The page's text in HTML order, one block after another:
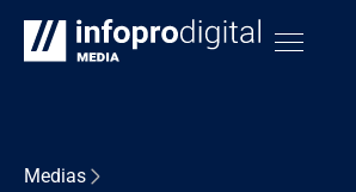
Medias